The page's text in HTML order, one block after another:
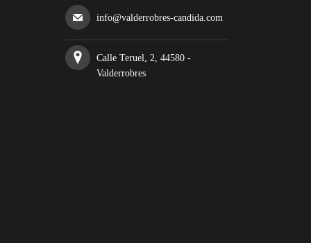
info@valderrobres-candida.com
Calle Teruel, 2, 44580 -
Valderrobres